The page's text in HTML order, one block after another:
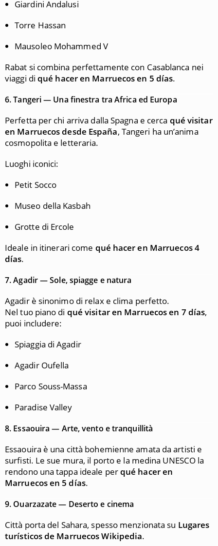
Giardini Andalusi
Torre Hassan
Mausoleo Mohammed V
Rabat si combina perfettamente con Casablanca nei
viaggi di qué hacer en Marruecos en 5 días.
6.Tangeri — Una finestra tra Africa ed Europa
Perfetta per chi arriva dalla Spagna e cerca qué visitar
en Marruecos desde España, Tangeri ha un’anima
cosmopolita e letteraria.
Luoghi iconici:
Petit Socco
Museo della Kasbah
Grotte di Ercole
Ideale in itinerari come qué hacer en Marruecos 4
días.
7.Agadir — Sole, spiagge e natura
Agadir è sinonimo di relax e clima perfetto.
Nel tuo piano di qué visitar en Marruecos en 7 días,
puoi includere:
Spiaggia di Agadir
Agadir Oufella
Parco Souss-Massa
Paradise Valley
8. Essaouira — Arte, vento e tranquillità
Essaouira è una città bohemienne amata da artisti e
surfisti. Le sue mura, il porto e la medina UNESCO la
rendono una tappa ideale perqué hacer en
Marruecos en 5 días.
9. Ouarzazate — Deserto e cinema
Città porta del Sahara, spesso menzionata su Lugares
turísticos de Marruecos Wikipedia.